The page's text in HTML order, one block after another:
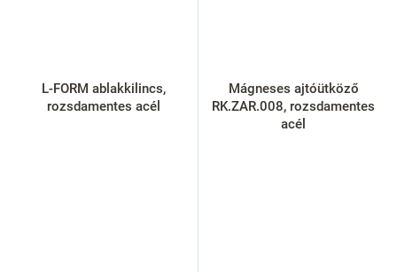
L-FORM ablakkilincs,
rozsdamentes acél
Mágneses ajtóütköző
RK.ZAR.008, rozsdamentes
acél